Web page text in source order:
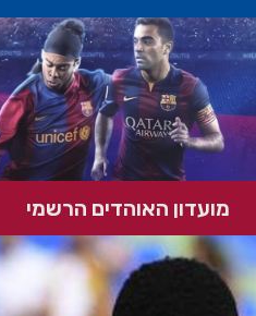
מועדון האוהדים הרשמי